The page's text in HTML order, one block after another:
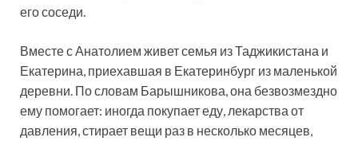
его соседи.
Вместе с Анатолием живет семья из Таджикистана и
Екатерина, приехавшая в Екатеринбург из маленькой
деревни. По словам Барышникова, она безвозмездно
ему помогает: иногда покупает еду, лекарства от
давления, стирает вещи раз в несколько месяцев,